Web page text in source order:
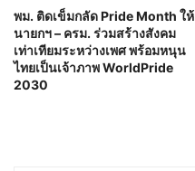
พม. ติดเข็มกลัด Pride Month ให้
นายกฯ – ครม. ร่วมสร้างสังคม
เท่าเทียมระหว่างเพศ พร้อมหนุน
ไทยเป็นเจ้าภาพ WorldPride
2030